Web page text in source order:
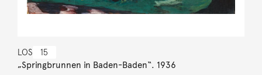
LOS 15
„Springbrunnen in Baden-Baden“. 1936